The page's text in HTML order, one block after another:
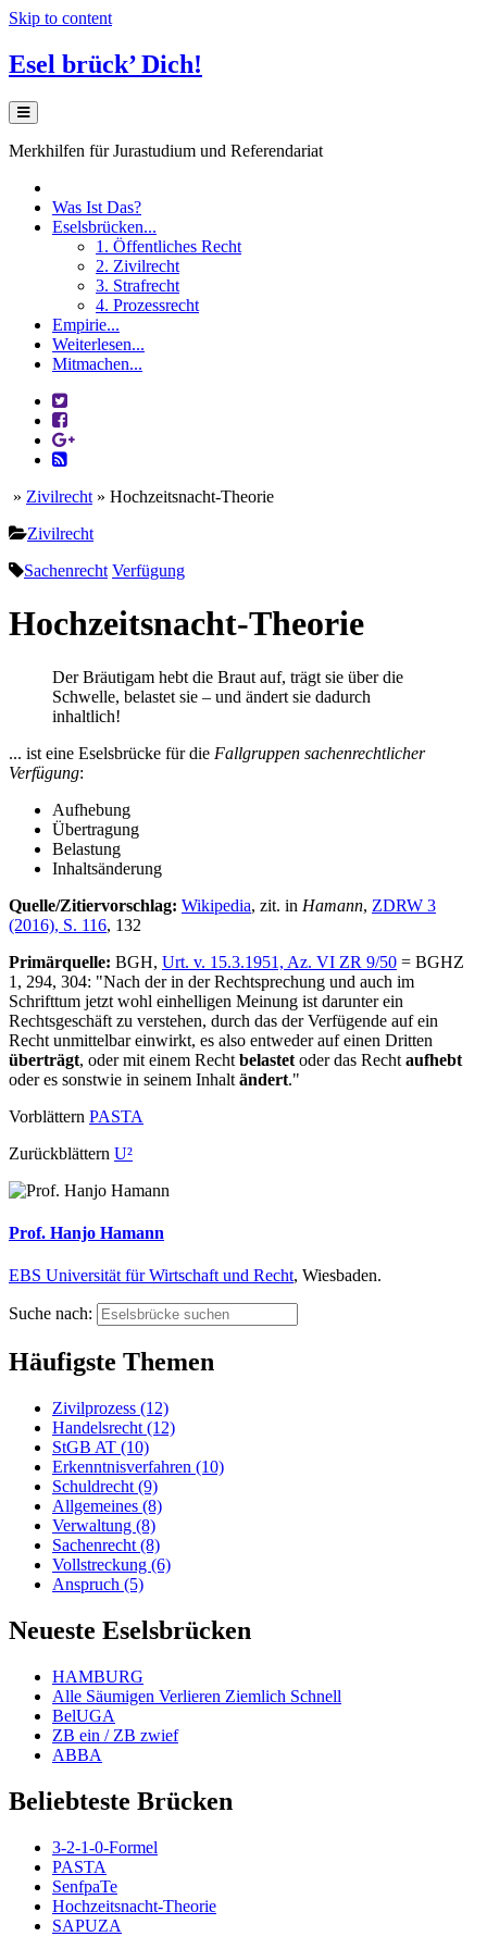
Skip to content
Esel brück’ Dich!
Merkhilfen für Jurastudium und Referendariat
Was Ist Das?
Eselsbrücken...
1. Öffentliches Recht
2. Zivilrecht
3. Strafrecht
4. Prozessrecht
Empirie...
Weiterlesen...
Mitmachen...
» Zivilrecht » Hochzeitsnacht-Theorie
Zivilrecht
Sachenrecht Verfügung
Hochzeitsnacht-Theorie
Der Bräutigam hebt die Braut auf, trägt sie über die
Schwelle, belastet sie – und ändert sie dadurch
inhaltlich!
... ist eine Eselsbrücke für die Fallgruppen sachenrechtlicher
Verfügung:
Aufhebung
Übertragung
Belastung
Inhaltsänderung
Quelle/Zitiervorschlag: Wikipedia, zit. in Hamann, ZDRW 3
(2016), S. 116, 132
Primärquelle: BGH, Urt. v. 15.3.1951, Az. VI ZR 9/50 = BGHZ
1, 294, 304: "Nach der in der Rechtsprechung und auch im
Schrifttum jetzt wohl einhelligen Meinung ist darunter ein
Rechtsgeschäft zu verstehen, durch das der Verfügende auf ein
Recht unmittelbar einwirkt, es also entweder auf einen Dritten
überträgt, oder mit einem Recht belastet oder das Recht aufhebt
oder es sonstwie in seinem Inhalt ändert."
Vorblättern PASTA
Zurückblättern U²
Prof. Hanjo Hamann
EBS Universität für Wirtschaft und Recht, Wiesbaden.
Suche nach:
Häufigste Themen
Zivilprozess (12)
Handelsrecht (12)
StGB AT (10)
Erkenntnisverfahren (10)
Schuldrecht (9)
Allgemeines (8)
Verwaltung (8)
Sachenrecht (8)
Vollstreckung (6)
Anspruch (5)
Neueste Eselsbrücken
HAMBURG
Alle Säumigen Verlieren Ziemlich Schnell
BelUGA
ZB ein / ZB zwief
ABBA
Beliebteste Brücken
3-2-1-0-Formel
PASTA
SenfpaTe
Hochzeitsnacht-Theorie
SAPUZA